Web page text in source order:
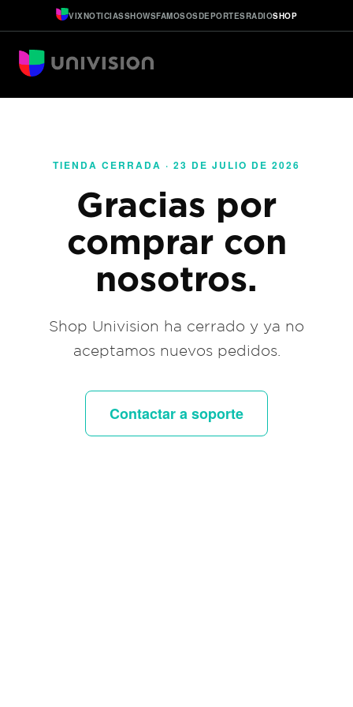
VIXNOTICIASSHOWSFAMOSOSDEPORTESRADIOSHOP
TIENDA CERRADA · 23 DE JULIO DE 2026
Gracias por
comprar con
nosotros.
Shop Univision ha cerrado y ya no
aceptamos nuevos pedidos.
Contactar a soporte